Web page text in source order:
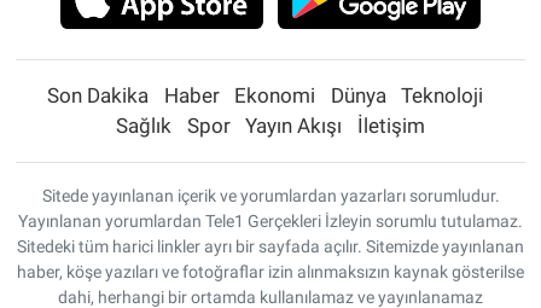
Son Dakika Haber Ekonomi Dünya
Teknoloji
Sağlık
Spor Yayın Akışı İletişim
Sitede yayınlanan içerik ve yorumlardan yazarları sorumludur.
Yayınlanan yorumlardan Tele1 Gerçekleri İzleyin sorumlu tutulamaz.
Sitedeki tüm harici linkler ayrı bir sayfada açılır. Sitemizde yayınlanan
haber, köşe yazıları ve fotoğraflar izin alınmaksızın kaynak gösterilse
dahi, herhangi bir ortamda kullanılamaz ve yayınlanamaz